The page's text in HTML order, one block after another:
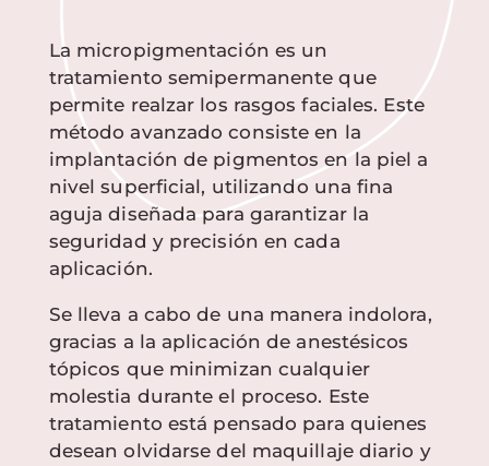
La micropigmentación es un
tratamiento semipermanente que
permite realzar los rasgos faciales. Este
método avanzado consiste en la
implantación de pigmentos en la piel a
nivel superficial, utilizando una fina
aguja diseñada para garantizar la
seguridad y precisión en cada
aplicación.
Se lleva a cabo de una manera indolora,
gracias a la aplicación de anestésicos
tópicos que minimizan cualquier
molestia durante el proceso. Este
tratamiento está pensado para quienes
desean olvidarse del maquillaje diario y